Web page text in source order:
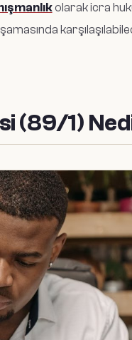
olarak icra
(89/1)